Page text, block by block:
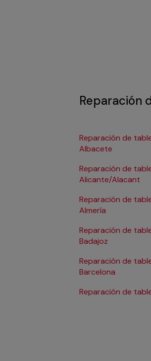
Reparación
Reparación de
Albacete
Reparación de
Alicante/Alacant
Reparación de
Almería
Reparación de
Badajoz
Reparación de
Barcelona
Reparación de